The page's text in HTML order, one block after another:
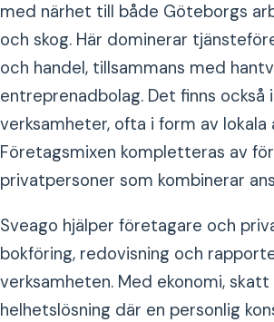
med närhet till både Göteborgs
och skog. Här dominerar
och handel, tillsammans med
entreprenadbolag. Det finns
verksamheter, ofta i form av
Företagsmixen kompletteras av
privatpersoner som kombinerar
Sveago hjälper företagare och
bokföring, redovisning och
verksamheten. Med ekonomi,
helhetslösning där en personlig